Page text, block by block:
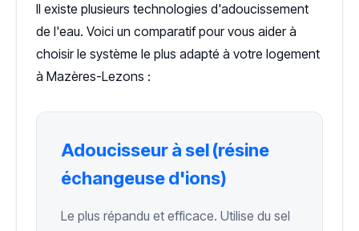
Il existe plusieurs technologies d'adoucissement
de l'eau. Voici un comparatif pour vous aider à
choisir le système le plus adapté à votre logement
à Mazères-Lezons :
Adoucisseur à sel (résine
échangeuse d'ions)
Le plus répandu et efficace. Utilise du sel